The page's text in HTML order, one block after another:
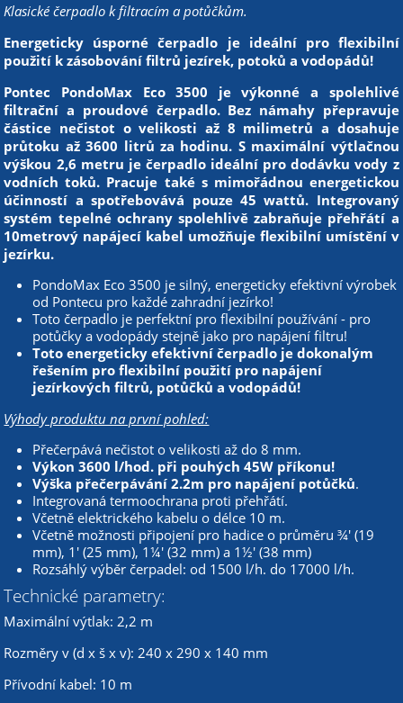
Klasické čerpadlo k filtracím a potůčkům.
Energeticky úsporné čerpadlo je ideální pro flexibilní
použití k zásobování filtrů jezírek, potoků a vodopádů!
Pontec PondoMax Eco 3500 je výkonné a spolehlivé
filtrační a proudové čerpadlo. Bez námahy přepravuje
částice nečistot o velikosti až 8 milimetrů a dosahuje
průtoku až 3600 litrů za hodinu. S maximální výtlačnou
výškou 2,6 metru je čerpadlo ideální pro dodávku vody z
vodních toků. Pracuje také s mimořádnou energetickou
účinností a spotřebovává pouze 45 wattů. Integrovaný
systém tepelné ochrany spolehlivě zabraňuje přehřátí a
10metrový napájecí kabel umožňuje flexibilní umístění v
jezírku.
PondoMax Eco 3500 je silný, energeticky efektivní výrobek
od Pontecu pro každé zahradní jezírko!
Toto čerpadlo je perfektní pro flexibilní používání - pro
potůčky a vodopády stejně jako pro napájení filtru!
Toto energeticky efektivní čerpadlo je dokonalým
řešením pro flexibilní použití pro napájení
jezírkových filtrů, potůčků a vodopádů!
Výhody produktu na první pohled:
Přečerpává nečistot o velikosti až do 8 mm.
Výkon 3600 l/hod. při pouhých 45W příkonu!
Výška přečerpávání 2.2m pro napájení potůčků.
Integrovaná termoochrana proti přehřátí.
Včetně elektrického kabelu o délce 10 m.
Včetně možnosti připojení pro hadice o průměru ¾' (19
mm), 1' (25 mm), 1¼' (32 mm) a 1½' (38 mm)
Rozsáhlý výběr čerpadel: od 1500 l/h. do 17000 l/h.
Technické parametry:
Maximální výtlak: 2,2 m
Rozměry v (d x š x v): 240 x 290 x 140 mm
Přívodní kabel: 10 m